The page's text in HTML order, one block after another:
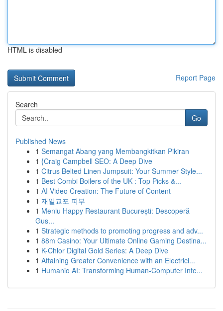
HTML is disabled
Report Page
Search
Go
Published News
1 Semangat Abang yang Membangkitkan Pikiran
1 {Craig Campbell SEO: A Deep Dive
1 Citrus Belted Linen Jumpsuit: Your Summer Style...
1 Best Combi Boilers of the UK : Top Picks &...
1 AI Video Creation: The Future of Content
1 재일교포 피부
1 Meniu Happy Restaurant București: Descoperă
Gus...
1 Strategic methods to promoting progress and adv...
1 88m Casino: Your Ultimate Online Gaming Destina...
1 K-Chlor Digital Gold Series: A Deep Dive
1 Attaining Greater Convenience with an Electrici...
1 Humanio AI: Transforming Human-Computer Inte...